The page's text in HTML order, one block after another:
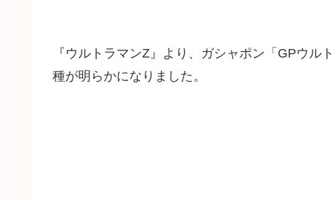
『ウルトラマンZ』より、ガシャポン「GPウ
種が明らかになりました。